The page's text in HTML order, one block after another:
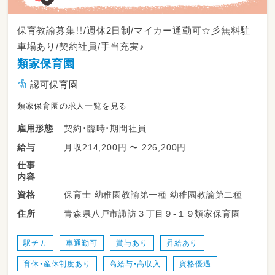
保育教諭募集！！/週休2日制/マイカー通勤可☆彡無料駐
車場あり/契約社員/手当充実♪
類家保育園
認可保育園
類家保育園の求人一覧を見る
雇用形態
契約・臨時・期間社員
給与
月収214,200円 〜 226,200円
仕事
内容
資格
保育士 幼稚園教諭第一種 幼稚園教諭第二種
住所
青森県八戸市諏訪３丁目９-１９類家保育園
駅チカ 車通勤可 賞与あり 昇給あり
育休・産休制度あり 高給与・高収入 資格優遇